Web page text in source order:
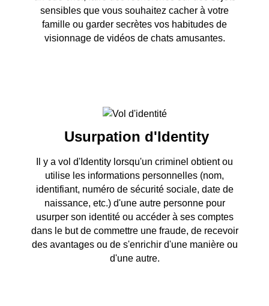
sensibles que vous souhaitez cacher à votre
famille ou garder secrètes vos habitudes de
visionnage de vidéos de chats amusantes.
Usurpation d'Identity
Il y a vol d'Identity lorsqu'un criminel obtient ou
utilise les informations personnelles (nom,
identifiant, numéro de sécurité sociale, date de
naissance, etc.) d'une autre personne pour
usurper son identité ou accéder à ses comptes
dans le but de commettre une fraude, de recevoir
des avantages ou de s'enrichir d'une manière ou
d'une autre.